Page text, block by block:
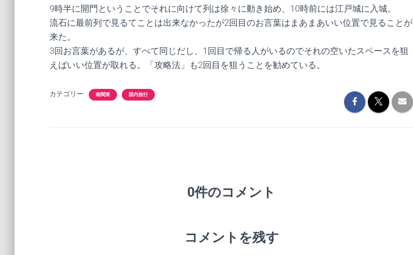
9時半に開門ということでそれに向けて列は徐々に動き始め、10時前には江戸城に入城。
流石に最前列で見るてことは出来なかったが2回目のお言葉はまあまあいい位置で見ることが
来た。
3回お言葉があるが、すべて同じだし、1回目で帰る人がいるのでそれの空いたスペースを狙
えばいい位置が取れる。「攻略法」も2回目を狙うことを勧めている。
カテゴリー: 南関東 国内旅行
0件のコメント
コメントを残す